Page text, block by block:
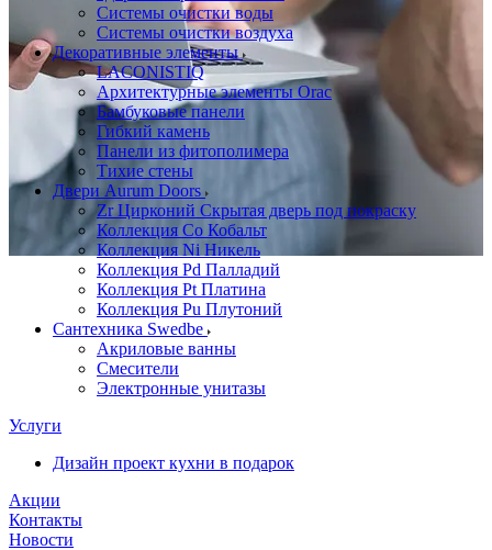
Системы очистки воды
Системы очистки воздуха
Декоративные элементы
LACONISTIQ
Архитектурные элементы Orac
Бамбуковые панели
Гибкий камень
Панели из фитополимера
Тихие стены
Двери Aurum Doors
Zr Цирконий Скрытая дверь под покраску
Коллекция Co Кобальт
Коллекция Ni Никель
Коллекция Pd Палладий
Коллекция Pt Платина
Коллекция Pu Плутоний
Сантехника Swedbe
Акриловые ванны
Смесители
Электронные унитазы
Услуги
Дизайн проект кухни в подарок
Акции
Контакты
Новости